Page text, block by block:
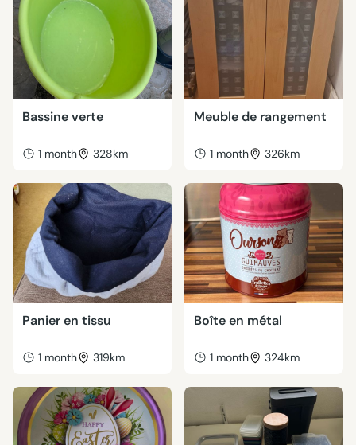
Bassine verte
1 month 328km
Meuble de rangement
1 month 326km
Panier en tissu
1 month 319km
Boîte en métal
1 month 324km